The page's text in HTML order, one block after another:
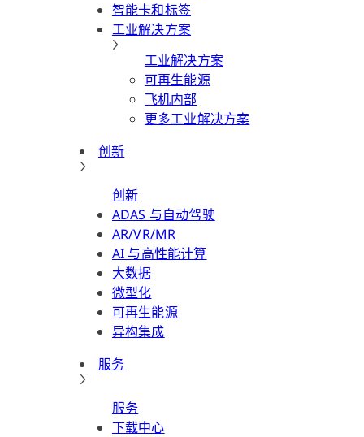
智能卡和标签
工业解决方案
工业解决方案
可再生能源
飞机内部
更多工业解决方案
创新
创新
ADAS 与自动驾驶
AR/VR/MR
AI 与高性能计算
大数据
微型化
可再生能源
异构集成
服务
服务
下载中心